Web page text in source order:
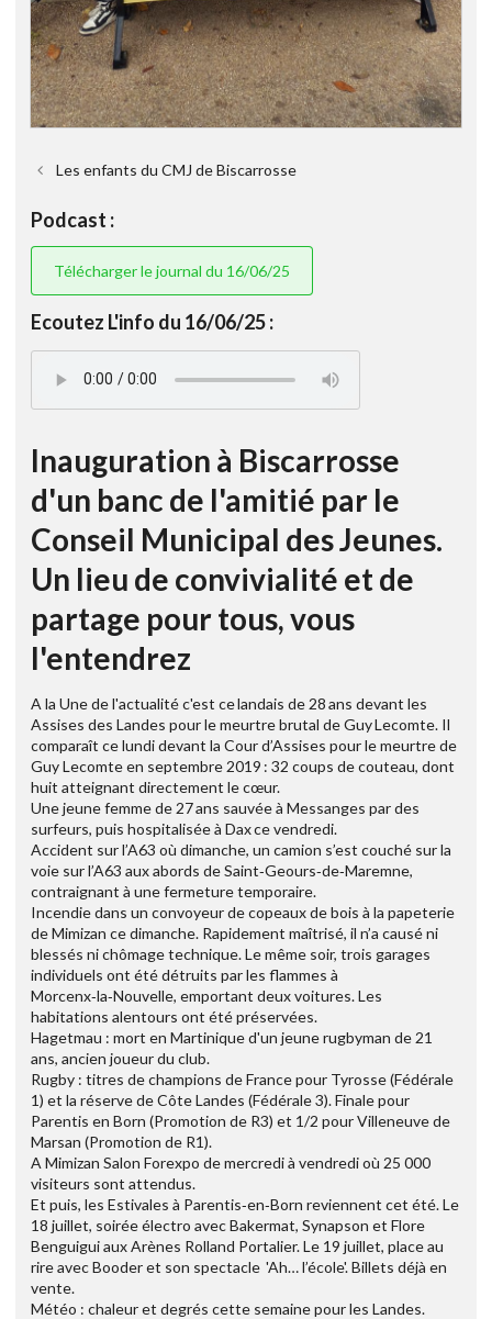
Les enfants du CMJ de Biscarrosse
Podcast :
Télécharger le journal du 16/06/25
Ecoutez L'info du 16/06/25 :
Inauguration à Biscarrosse
d'un banc de l'amitié par le
Conseil Municipal des Jeunes.
Un lieu de convivialité et de
partage pour tous, vous
l'entendrez
A la Une de l'actualité c'est ce landais de 28 ans devant les
Assises des Landes pour le meurtre brutal de Guy Lecomte. Il
comparaît ce lundi devant la Cour d’Assises pour le meurtre de
Guy Lecomte en septembre 2019 : 32 coups de couteau, dont
huit atteignant directement le cœur.
Une jeune femme de 27 ans sauvée à Messanges par des
surfeurs, puis hospitalisée à Dax ce vendredi.
Accident sur l’A63 où dimanche, un camion s’est couché sur la
voie sur l’A63 aux abords de Saint‑Geours‑de‑Maremne,
contraignant à une fermeture temporaire.
Incendie dans un convoyeur de copeaux de bois à la papeterie
de Mimizan ce dimanche. Rapidement maîtrisé, il n’a causé ni
blessés ni chômage technique. Le même soir, trois garages
individuels ont été détruits par les flammes à
Morcenx‑la‑Nouvelle, emportant deux voitures. Les
habitations alentours ont été préservées.
Hagetmau : mort en Martinique d'un jeune rugbyman de 21
ans, ancien joueur du club.
Rugby : titres de champions de France pour Tyrosse (Fédérale
1) et la réserve de Côte Landes (Fédérale 3). Finale pour
Parentis en Born (Promotion de R3) et 1/2 pour Villeneuve de
Marsan (Promotion de R1).
A Mimizan Salon Forexpo de mercredi à vendredi où 25 000
visiteurs sont attendus.
Et puis, les Estivales à Parentis‑en‑Born reviennent cet été. Le
18 juillet, soirée électro avec Bakermat, Synapson et Flore
Benguigui aux Arènes Rolland Portalier. Le 19 juillet, place au
rire avec Booder et son spectacle 'Ah… l’école'. Billets déjà en
vente.
Météo : chaleur et degrés cette semaine pour les Landes.